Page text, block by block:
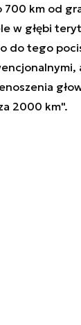
700 km od
w głębi
do tego
2000 km".